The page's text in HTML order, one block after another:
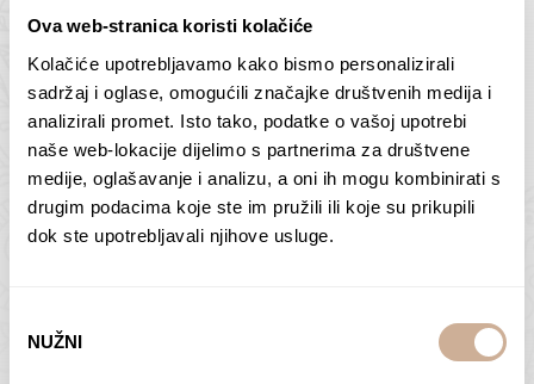
Ova web-stranica koristi kolačiće
Kolačiće upotrebljavamo kako bismo personalizirali
sadržaj i oglase, omogućili značajke društvenih medija i
analizirali promet. Isto tako, podatke o vašoj upotrebi
naše web-lokacije dijelimo s partnerima za društvene
medije, oglašavanje i analizu, a oni ih mogu kombinirati s
drugim podacima koje ste im pružili ili koje su prikupili
dok ste upotrebljavali njihove usluge.
pristanka
NUŽNI
Butan – ljudi 2
75,00€ – 138,00€Raspon
cijena:
od
75,00 €
138,00 €
ODABERI OPCIJE
Antarktika – krajolik
2
75,00€ – 138,00€Raspon
cijena:
od
ODABERI OPCIJE